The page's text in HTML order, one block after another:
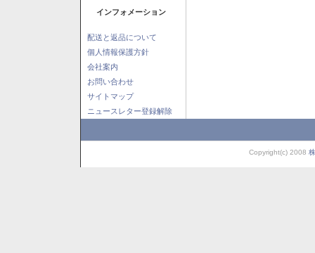
インフォメーション
配送と返品について
個人情報保護方針
会社案内
お問い合わせ
サイトマップ
ニュースレター登録解除
Copyright(c) 2008